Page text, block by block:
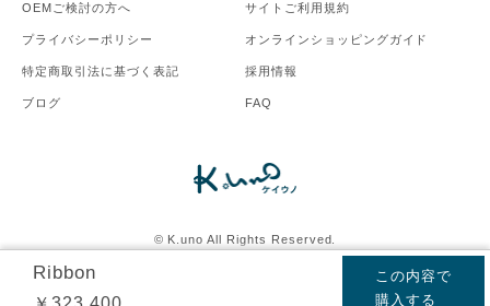
Ribbon
この内容で
購入する
OEMご検討の方へ サイトご利用規約
プライバシーポリシー オンラインショッピングガイド
特定商取引法に基づく表記 採用情報
ブログ FAQ
©︎ K.uno All Rights Reserved.